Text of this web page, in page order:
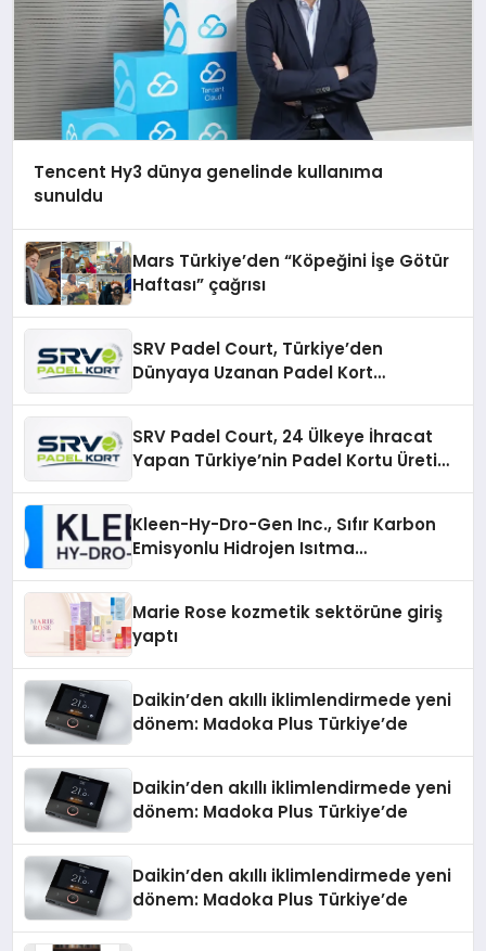
Tencent Hy3 dünya genelinde kullanıma
sunuldu
Mars Türkiye’den “Köpeğini İşe Götür
Haftası” çağrısı
SRV Padel Court, Türkiye’den
Dünyaya Uzanan Padel Kort
SRV Padel Court, 24 Ülkeye İhracat
Yapan Türkiye’nin Padel Kortu Üretim
Kleen-Hy-Dro-Gen Inc., Sıfır Karbon
Emisyonlu Hidrojen Isıtma
Marie Rose kozmetik sektörüne giriş
yaptı
Daikin’den akıllı iklimlendirmede yeni
dönem: Madoka Plus Türkiye’de
Daikin’den akıllı iklimlendirmede yeni
dönem: Madoka Plus Türkiye’de
Daikin’den akıllı iklimlendirmede yeni
dönem: Madoka Plus Türkiye’de